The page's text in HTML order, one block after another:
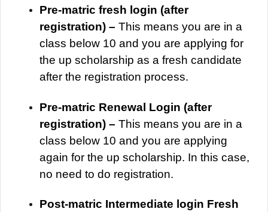
Pre-matric fresh login (after
registration) – This means you are in a
class below 10 and you are applying for
the up scholarship as a fresh candidate
after the registration process.
Pre-matric Renewal Login (after
registration) – This means you are in a
class below 10 and you are applying
again for the up scholarship. In this case,
no need to do registration.
Post-matric Intermediate login Fresh